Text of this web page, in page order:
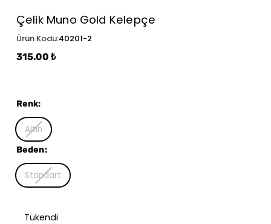
Çelik Muno Gold Kelepçe
Ürün Kodu:40201-2
315.00 ₺
Renk:
Altın
Beden:
Standart
Tükendi